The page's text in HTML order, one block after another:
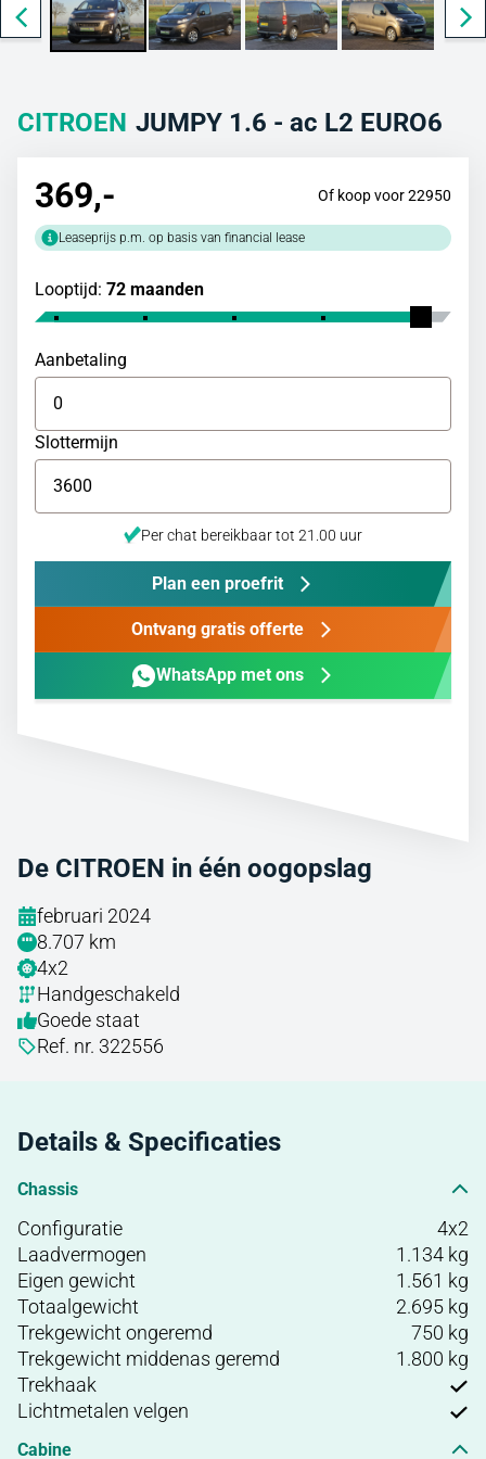
CITROEN JUMPY 1.6 - ac L2 EURO6
De CITROEN in één oogopslag
februari 2024
8.707 km
4x2
Handgeschakeld
Goede staat
Ref. nr. 322556
Details & Specificaties
Chassis
Configuratie
4x2
Laadvermogen
1.134 kg
Eigen gewicht
1.561 kg
Totaalgewicht
2.695 kg
Trekgewicht ongeremd
750 kg
Trekgewicht middenas geremd
1.800 kg
Trekhaak
Lichtmetalen velgen
Cabine
369,- Of koop voor 22950
Leaseprijs p.m. op basis van financial lease
Looptijd: 72 maanden
Aanbetaling
Slottermijn
Per chat bereikbaar tot 21.00 uur
Plan een proefrit
Ontvang gratis offerte
WhatsApp met ons